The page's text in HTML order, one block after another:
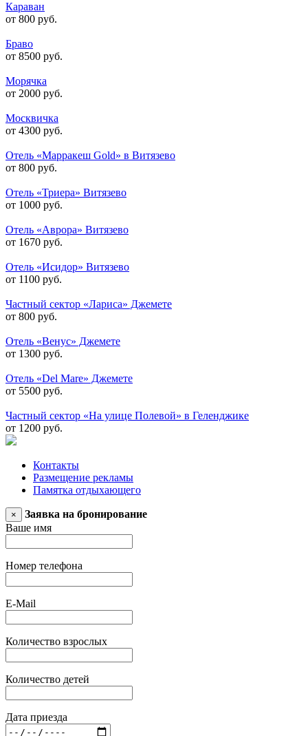
Караван
от 800 руб.
Браво
от 8500 руб.
Морячка
от 2000 руб.
Москвичка
от 4300 руб.
Отель «Марракеш Gold» в Витязево
от 800 руб.
Отель «Триера» Витязево
от 1000 руб.
Отель «Аврора» Витязево
от 1670 руб.
Отель «Исидор» Витязево
от 1100 руб.
Частный сектор «Лариса» Джемете
от 800 руб.
Отель «Венус» Джемете
от 1300 руб.
Отель «Del Mare» Джемете
от 5500 руб.
Частный сектор «На улице Полевой» в Геленджике
от 1200 руб.
Контакты
Размещение рекламы
Памятка отдыхающего
×
Заявка на бронирование
Ваше имя
Номер телефона
E-Mail
Количество взрослых
Количество детей
Дата приезда